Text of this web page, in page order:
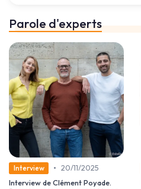
Parole d'experts
Interview • 20/11/2025
Interview de Clément Poyade.